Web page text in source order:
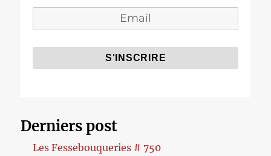
Derniers post
Les Fessebouqueries # 750